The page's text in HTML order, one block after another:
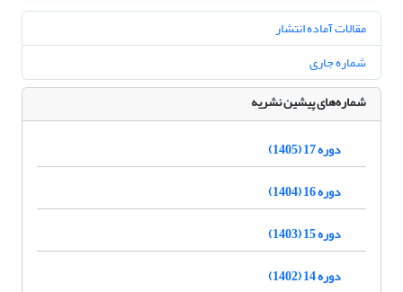
مقالات آماده انتشار
شماره جاری
شماره‌های پیشین نشریه
دوره 17 (1405)
دوره 16 (1404)
دوره 15 (1403)
دوره 14 (1402)